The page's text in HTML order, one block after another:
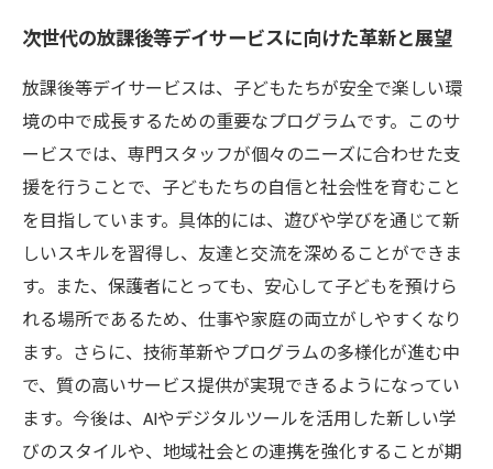
次世代の放課後等デイサービスに向けた革新と展望
放課後等デイサービスは、子どもたちが安全で楽しい環
境の中で成長するための重要なプログラムです。このサ
ービスでは、専門スタッフが個々のニーズに合わせた支
援を行うことで、子どもたちの自信と社会性を育むこと
を目指しています。具体的には、遊びや学びを通じて新
しいスキルを習得し、友達と交流を深めることができま
す。また、保護者にとっても、安心して子どもを預けら
れる場所であるため、仕事や家庭の両立がしやすくなり
ます。さらに、技術革新やプログラムの多様化が進む中
で、質の高いサービス提供が実現できるようになってい
ます。今後は、AIやデジタルツールを活用した新しい学
びのスタイルや、地域社会との連携を強化することが期